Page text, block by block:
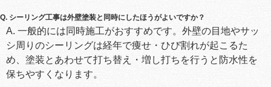
Q. シーリング工事は外壁塗装と同時にしたほうがよいですか？
A. 一般的には同時施工がおすすめです。外壁の目地やサッ
シ周りのシーリングは経年で痩せ・ひび割れが起こるた
め、塗装とあわせて打ち替え・増し打ちを行うと防水性を
保ちやすくなります。